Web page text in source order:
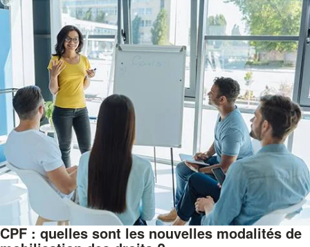
CPF : quelles sont les nouvelles modalités de